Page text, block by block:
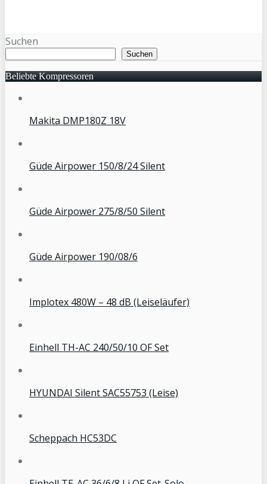
Suchen
Suchen
Beliebte Kompressoren
Makita DMP180Z 18V
Güde Airpower 150/8/24 Silent
Güde Airpower 275/8/50 Silent
Güde Airpower 190/08/6
Implotex 480W – 48 dB (Leiseläufer)
Einhell TH-AC 240/50/10 OF Set
HYUNDAI Silent SAC55753 (Leise)
Scheppach HC53DC